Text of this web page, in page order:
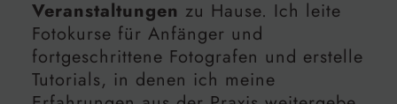
Veranstaltungen zu Hause. Ich leite
Fotokurse für Anfänger und
fortgeschrittene Fotografen und erstelle
Tutorials, in denen ich meine